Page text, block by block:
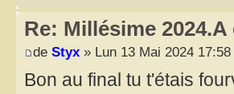
Re: Millésime
de Styx » Lun 13 Mai 2024 17:58
Bon au final tu t'étais